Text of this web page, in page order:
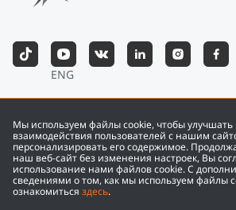
Мы используем файлы cookie, чтобы улучшать
взаимодействия пользователей с нашим
персонализировать его содержимое.
наш веб-сайт без изменения настроек, Вы
использование нами файлов cookie. С
сведениями о том, как мы используем файлы
ознакомиться здесь.
ENG